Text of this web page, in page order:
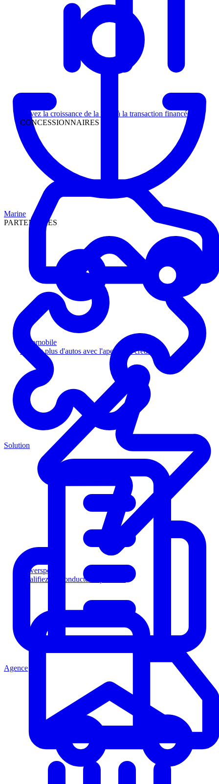
Suivez la croissance de la piste à la transaction financée
CONCESSIONNAIRES
Automobile
Vendez plus d'autos avec l'aperçu de crédit
Powersports
Qualifiez les conducteurs plus vite
Marine
PARTENAIRES
Solution
Agence